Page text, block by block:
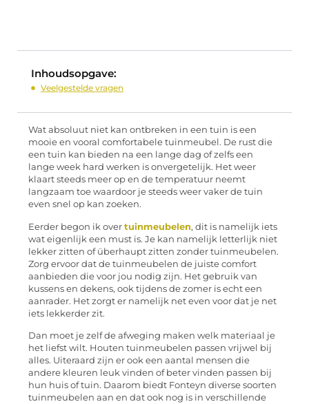
Inhoudsopgave:
Veelgestelde vragen
Wat absoluut niet kan ontbreken in een tuin is een
mooie en vooral comfortabele tuinmeubel. De rust die
een tuin kan bieden na een lange dag of zelfs een
lange week hard werken is onvergetelijk. Het weer
klaart steeds meer op en de temperatuur neemt
langzaam toe waardoor je steeds weer vaker de tuin
even snel op kan zoeken.
Eerder begon ik over tuinmeubelen, dit is namelijk iets
wat eigenlijk een must is. Je kan namelijk letterlijk niet
lekker zitten of überhaupt zitten zonder tuinmeubelen.
Zorg ervoor dat de tuinmeubelen de juiste comfort
aanbieden die voor jou nodig zijn. Het gebruik van
kussens en dekens, ook tijdens de zomer is echt een
aanrader. Het zorgt er namelijk net even voor dat je net
iets lekkerder zit.
Dan moet je zelf de afweging maken welk materiaal je
het liefst wilt. Houten tuinmeubelen passen vrijwel bij
alles. Uiteraard zijn er ook een aantal mensen die
andere kleuren leuk vinden of beter vinden passen bij
hun huis of tuin. Daarom biedt Fonteyn diverse soorten
tuinmeubelen aan en dat ook nog is in verschillende